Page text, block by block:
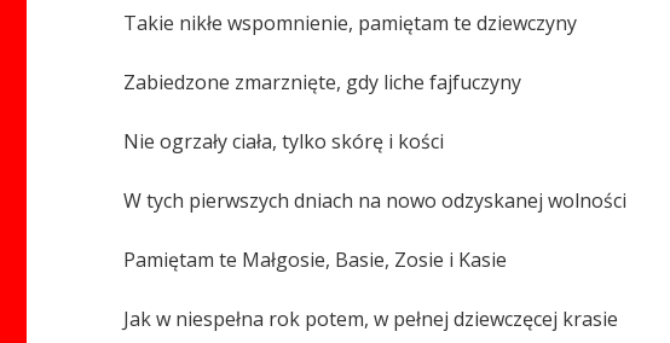
Takie nikłe wspomnienie, pamiętam te dziewczyny
Zabiedzone zmarznięte, gdy liche fajfuczyny
Nie ogrzały ciała, tylko skórę i kości
W tych pierwszych dniach na nowo odzyskanej wolności
Pamiętam te Małgosie, Basie, Zosie i Kasie
Jak w niespełna rok potem, w pełnej dziewczęcej krasie